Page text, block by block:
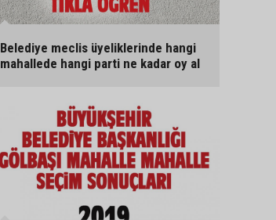
Belediye meclis üyeliklerinde hangi
mahallede hangi parti ne kadar oy al